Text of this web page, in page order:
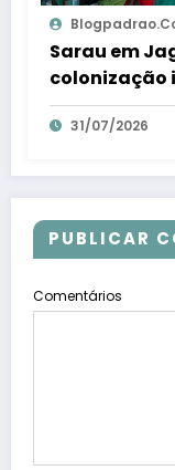
Sarau em
colonização
trambolhão
31/07/2026
PUBLICAR
Comentários